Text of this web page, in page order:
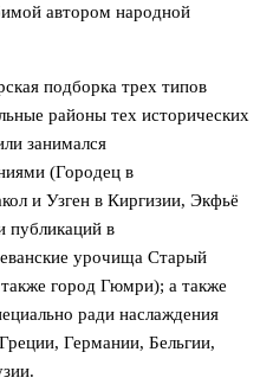
автором народной
подборка трех типов
районы тех исторических
занимался
(Городец в
и Узген в Киргизии, Экфьё
публикаций в
урочища Старый
город Гюмри); а также
ради наслаждения
Германии, Бельгии,